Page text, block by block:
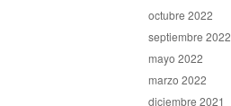
octubre 2022
septiembre 2022
mayo 2022
marzo 2022
diciembre 2021